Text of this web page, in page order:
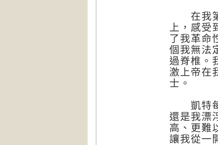
在我第
上，感
了我革命
個我無法
過脊椎。
激上帝在
士。
凱特每
還是我漂
高、更難
讓我從一